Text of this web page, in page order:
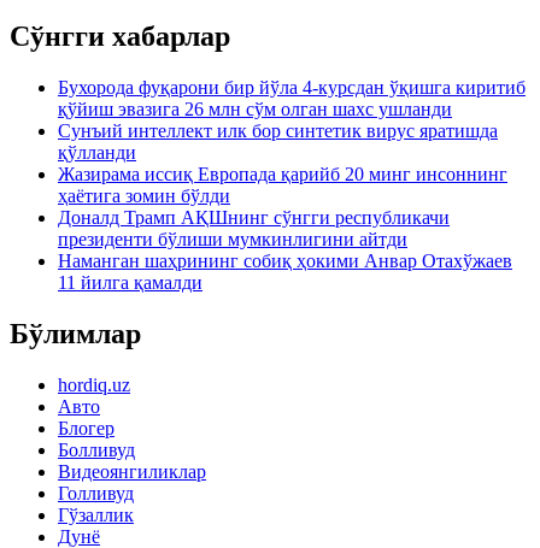
Сўнгги хабарлар
Бухорода фуқарони бир йўла 4-курсдан ўқишга киритиб
қўйиш эвазига 26 млн сўм олган шахс ушланди
Сунъий интеллект илк бор синтетик вирус яратишда
қўлланди
Жазирама иссиқ Европада қарийб 20 минг инсоннинг
ҳаётига зомин бўлди
Доналд Трамп АҚШнинг сўнгги республикачи
президенти бўлиши мумкинлигини айтди
Наманган шаҳрининг собиқ ҳокими Анвар Отахўжаев
11 йилга қамалди
Бўлимлар
hordiq.uz
Авто
Блогер
Болливуд
Видеоянгиликлар
Голливуд
Гўзаллик
Дунё